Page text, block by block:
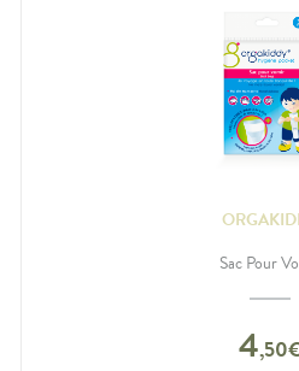
Sac Pour
4,50